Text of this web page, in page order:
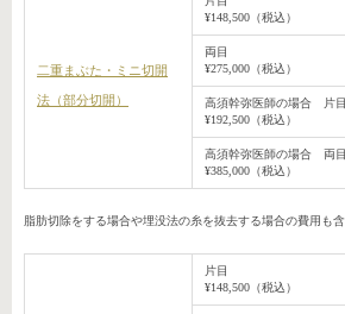
二重まぶた・ミニ切開
法（部分切開）
¥148,500（税込）
両目
¥275,000（税込）
高須幹弥医師の場合 片目
¥192,500（税込）
高須幹弥医師の場合 両目
¥385,000（税込）
脂肪切除をする場合や埋没法の糸を抜去する場合の費用も含
片目
¥148,500（税込）